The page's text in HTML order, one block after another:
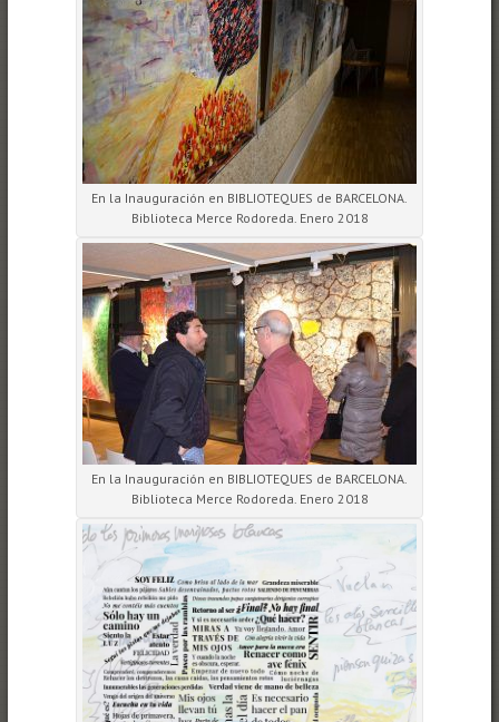
En la Inauguración en BIBLIOTEQUES de BARCELONA.
Biblioteca Merce Rodoreda. Enero 2018
En la Inauguración en BIBLIOTEQUES de BARCELONA.
Biblioteca Merce Rodoreda. Enero 2018